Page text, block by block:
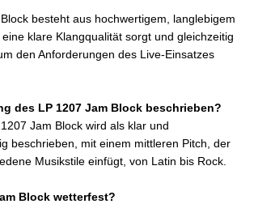
besteht aus hochwertigem, langlebigem
klare Klangqualität sorgt und gleichzeitig
den Anforderungen des Live-Einsatzes
des LP 1207 Jam Block beschrieben?
Jam Block wird als klar und
beschrieben, mit einem mittleren Pitch, der
Musikstile einfügt, von Latin bis Rock.
Block wetterfest?